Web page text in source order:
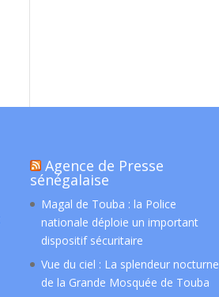
Agence de Presse
sénégalaise
Magal de Touba : la Police
nationale déploie un important
dispositif sécuritaire
Vue du ciel : La splendeur nocturne
de la Grande Mosquée de Touba